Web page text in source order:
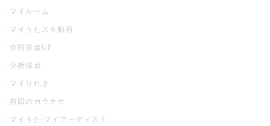
マイルーム
マイうたスキ動画
全国採点GP
分析採点
マイりれき
前回のカラオケ
マイうた/マイアーティスト